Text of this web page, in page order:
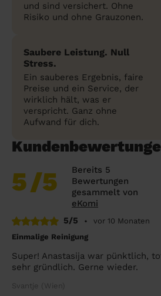
und sind versichert. Ohne
Risiko und ohne Grauzonen.
Saubere Leistung. Null
Stress.
Ein sauberes Ergebnis, faire
Preise und ein Service, der
wirklich hält, was er
verspricht. Ganz ohne
Aufwand für dich.
5/5
Bereits 5
Bewertungen
gesammelt von
eKomi
5/5
•
vor 10 Monaten
Einmalige Reinigung
Super! Anastasija war pünktlich,
sehr gründlich. Gerne wieder.
Svantje (Wien)